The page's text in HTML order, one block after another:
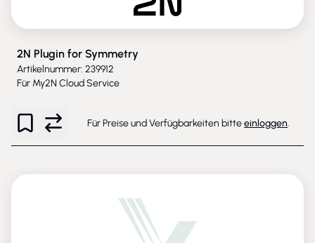
2N Plugin for Symmetry
Artikelnummer: 239912
Für My2N Cloud Service
Für Preise und Verfügbarkeiten bitteeinloggen.